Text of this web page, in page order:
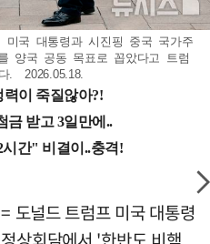
미국 대통령과 시진핑 중국 국가주
양국 공동 목표로 꼽았다고 트럼
. 2026.05.18.
도널드 트럼프 미국 대통령